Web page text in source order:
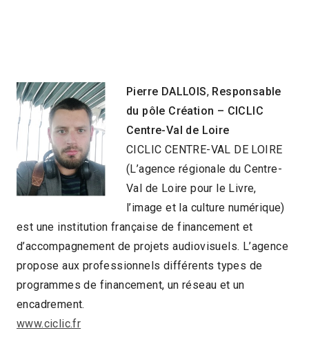
Pierre DALLOIS, Responsable
du pôle Création – CICLIC
Centre-Val de Loire
CICLIC CENTRE-VAL DE LOIRE
(L’agence régionale du Centre-
Val de Loire pour le Livre,
l’image et la culture numérique)
est une institution française de financement et
d’accompagnement de projets audiovisuels. L’agence
propose aux professionnels différents types de
programmes de financement, un réseau et un
encadrement.
www.ciclic.fr